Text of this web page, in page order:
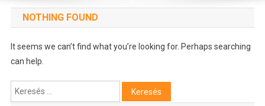
NOTHING FOUND
It seems we can’t find what you’re looking for. Perhaps searching
can help.
Keresés: